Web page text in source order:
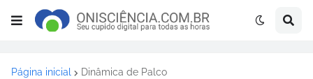
Página inicial Dinâmica de Palco